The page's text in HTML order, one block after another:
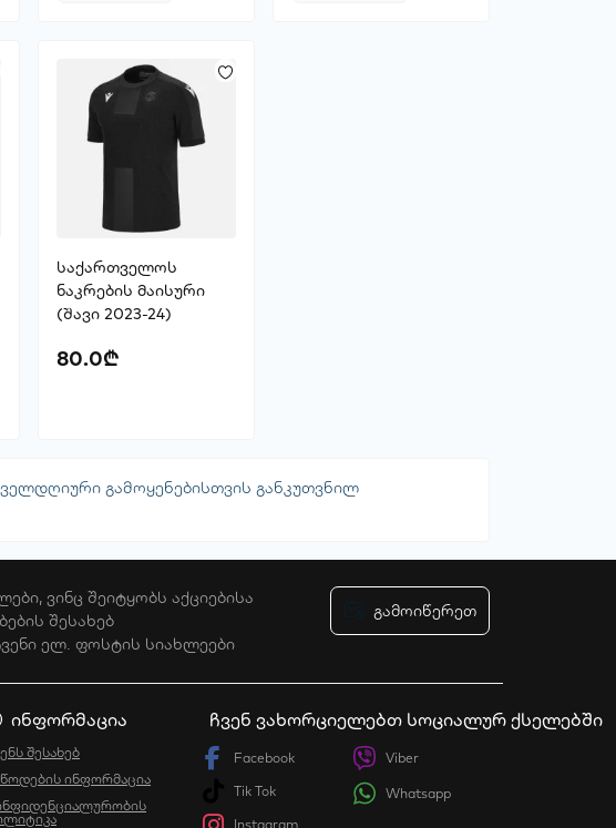
საქართველოს
ნაკრების მაისური
(შავი 2023-24)
80.0₾
გამოყენებისთვის განკუთვნილ
ვინც შეიტყობს აქციებისა
შესახებ
ელ. ფოსტის სიახლეები
გამოიწერეთ
კონფიდენციალურობის პოლიტიკა
ინფორმაცია
შესახებ
ინფორმაცია
ჩვენ ვახორციელებთ სოციალურ ქსელებში
Facebook
Tik Tok
Instagram
Viber
Whatsapp